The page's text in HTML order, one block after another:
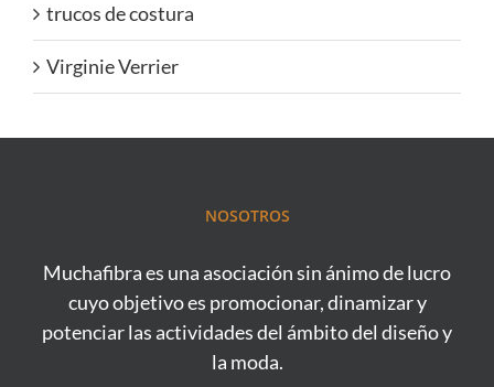
trucos de costura
Virginie Verrier
NOSOTROS
Muchafibra es una asociación sin ánimo de lucro
cuyo objetivo es promocionar, dinamizar y
potenciar las actividades del ámbito del diseño y
la moda.